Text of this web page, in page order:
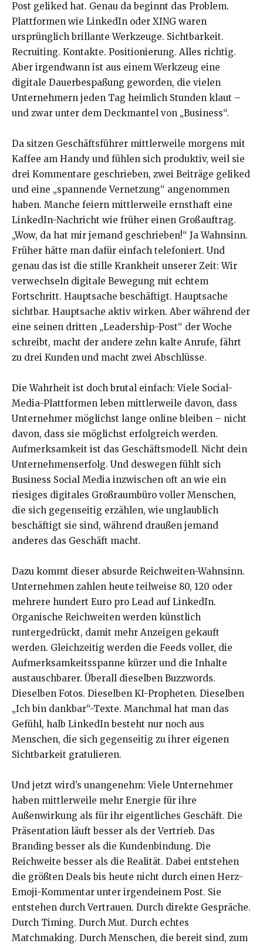
Post geliked hat. Genau da beginnt das Problem.
Plattformen wie LinkedIn oder XING waren
ursprünglich brillante Werkzeuge. Sichtbarkeit.
Recruiting. Kontakte. Positionierung. Alles richtig.
Aber irgendwann ist aus einem Werkzeug eine
digitale Dauerbespaßung geworden, die vielen
Unternehmern jeden Tag heimlich Stunden klaut –
und zwar unter dem Deckmantel von „Business“.
Da sitzen Geschäftsführer mittlerweile morgens mit
Kaffee am Handy und fühlen sich produktiv, weil sie
drei Kommentare geschrieben, zwei Beiträge geliked
und eine „spannende Vernetzung“ angenommen
haben. Manche feiern mittlerweile ernsthaft eine
LinkedIn-Nachricht wie früher einen Großauftrag.
„Wow, da hat mir jemand geschrieben!“ Ja Wahnsinn.
Früher hätte man dafür einfach telefoniert. Und
genau das ist die stille Krankheit unserer Zeit: Wir
verwechseln digitale Bewegung mit echtem
Fortschritt. Hauptsache beschäftigt. Hauptsache
sichtbar. Hauptsache aktiv wirken. Aber während der
eine seinen dritten „Leadership-Post“ der Woche
schreibt, macht der andere zehn kalte Anrufe, fährt
zu drei Kunden und macht zwei Abschlüsse.
Die Wahrheit ist doch brutal einfach: Viele Social-
Media-Plattformen leben mittlerweile davon, dass
Unternehmer möglichst lange online bleiben – nicht
davon, dass sie möglichst erfolgreich werden.
Aufmerksamkeit ist das Geschäftsmodell. Nicht dein
Unternehmenserfolg. Und deswegen fühlt sich
Business Social Media inzwischen oft an wie ein
riesiges digitales Großraumbüro voller Menschen,
die sich gegenseitig erzählen, wie unglaublich
beschäftigt sie sind, während draußen jemand
anderes das Geschäft macht.
Dazu kommt dieser absurde Reichweiten-Wahnsinn.
Unternehmen zahlen heute teilweise 80, 120 oder
mehrere hundert Euro pro Lead auf LinkedIn.
Organische Reichweiten werden künstlich
runtergedrückt, damit mehr Anzeigen gekauft
werden. Gleichzeitig werden die Feeds voller, die
Aufmerksamkeitsspanne kürzer und die Inhalte
austauschbarer. Überall dieselben Buzzwords.
Dieselben Fotos. Dieselben KI-Propheten. Dieselben
„Ich bin dankbar“-Texte. Manchmal hat man das
Gefühl, halb LinkedIn besteht nur noch aus
Menschen, die sich gegenseitig zu ihrer eigenen
Sichtbarkeit gratulieren.
Und jetzt wird’s unangenehm: Viele Unternehmer
haben mittlerweile mehr Energie für ihre
Außenwirkung als für ihr eigentliches Geschäft. Die
Präsentation läuft besser als der Vertrieb. Das
Branding besser als die Kundenbindung. Die
Reichweite besser als die Realität. Dabei entstehen
die größten Deals bis heute nicht durch einen Herz-
Emoji-Kommentar unter irgendeinem Post. Sie
entstehen durch Vertrauen. Durch direkte Gespräche.
Durch Timing. Durch Mut. Durch echtes
Matchmaking. Durch Menschen, die bereit sind, zum